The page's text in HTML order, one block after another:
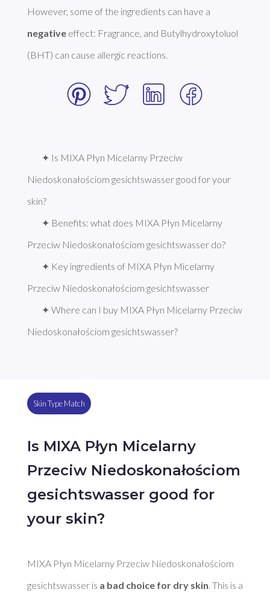
negative effect: Fragrance, and Butylhydroxytoluol
(BHT) can cause allergic reactions.
✦ Is MIXA Płyn Micelarny Przeciw
Niedoskonałościom gesichtswasser good for your
skin?
✦ Benefits: what does MIXA Płyn Micelarny
Przeciw Niedoskonałościom gesichtswasser do?
✦ Key ingredients of MIXA Płyn Micelarny
Przeciw Niedoskonałościom gesichtswasser
✦ Where can I buy MIXA Płyn Micelarny Przeciw
Niedoskonałościom gesichtswasser?
Skin Type Match
Is MIXA Płyn Micelarny
Przeciw Niedoskonałościom
gesichtswasser good for
your skin?
MIXA Płyn Micelarny Przeciw Niedoskonałościom
gesichtswasser is a bad choice for dry skin . This is a